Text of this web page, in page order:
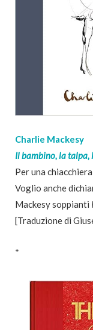
Charlie Mackesy
Il bambino, la talpa,
Per una
Voglio anche
Mackesy soppianti
[Traduzione di
*